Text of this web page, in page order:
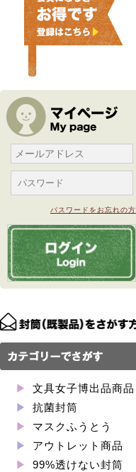
パスワードをお忘れの方
文具女子博出品商品
抗菌封筒
マスクふうとう
アウトレット商品
99%透けない封筒